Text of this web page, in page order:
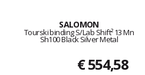
SALOMON
Tourski binding S/Lab Shift² 13 Mn
Sh100 Black Silver Metal
€ 554,58